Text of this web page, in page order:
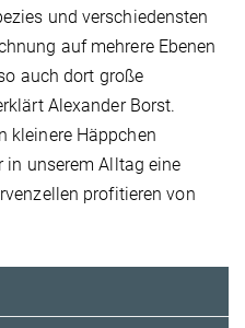
und verschiedensten
auf mehrere Ebenen
auch dort große
Alexander Borst.
kleinere Häppchen
unserem Alltag eine
profitieren von